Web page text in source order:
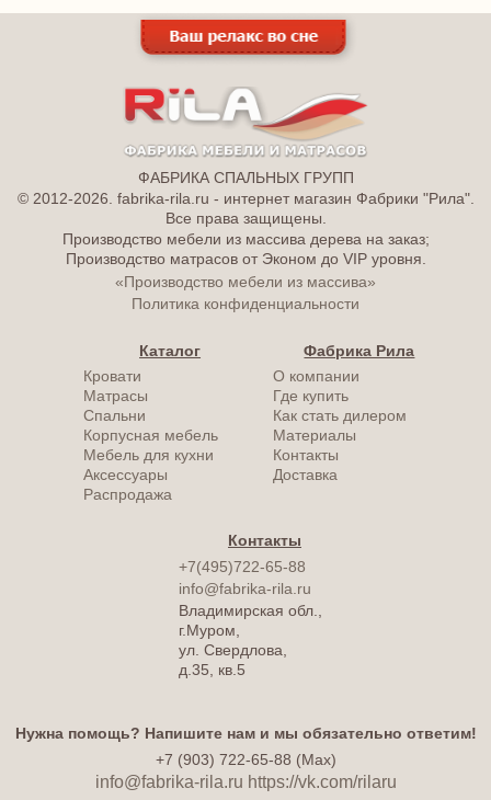
ФАБРИКА СПАЛЬНЫХ ГРУПП
© 2012-2026. fabrika-rila.ru - интернет магазин Фабрики "Рила".
Все права защищены.
Производство мебели из массива дерева на заказ;
Производство матрасов от Эконом до VIP уровня.
«Производство мебели из массива»
Политика конфиденциальности
Каталог
Кровати
Матрасы
Спальни
Корпусная мебель
Мебель для кухни
Аксессуары
Распродажа
Фабрика Рила
О компании
Где купить
Как стать дилером
Материалы
Контакты
Доставка
Контакты
+7(495)722-65-88
info@fabrika-rila.ru
Владимирская обл.,
г.Муром,
ул. Свердлова,
д.35, кв.5
Нужна помощь? Напишите нам и мы обязательно ответим!
+7 (903) 722-65-88 (Max)
info@fabrika-rila.ru https://vk.com/rilaru